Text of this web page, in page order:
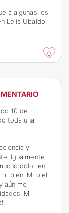
a algunas les
Leiis Ubaldo.
0
10 de
toda una
y
Igualmente
dolor en
bien. Mi piel
aún me
Mi